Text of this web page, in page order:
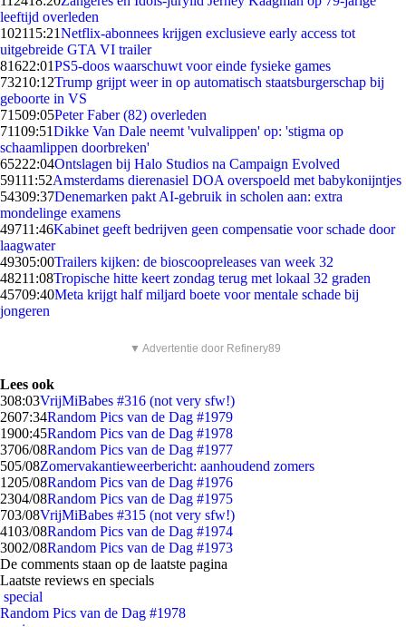
leeftijd overleden
102115:21Netflix-abonnees krijgen exclusieve early access tot
uitgebreide GTA VI trailer
81622:01PS5-doos waarschuwt voor einde fysieke games
73210:12Trump grijpt weer in op automatisch staatsburgerschap bij
geboorte in VS
71509:05Peter Faber (82) overleden
71109:51Dikke Van Dale neemt 'vulvalippen' op: 'stigma op
schaamlippen doorbreken'
65222:04Ontslagen bij Halo Studios na Campaign Evolved
59111:52Amsterdams dierenasiel DOA overspoeld met babykonijntjes
54309:37Denemarken pakt AI-gebruik in scholen aan: extra
mondelinge examens
49711:46Kabinet geeft bedrijven geen compensatie voor schade door
laagwater
49305:00Trailers kijken: de bioscoopreleases van week 32
48211:08Tropische hitte keert zondag terug met lokaal 32 graden
45709:40Meta krijgt half miljard boete voor mentale schade bij
jongeren
▼ Advertentie door Refinery89
Lees ook
308:03VrijMiBabes #316 (not very sfw!)
2607:34Random Pics van de Dag #1979
1900:45Random Pics van de Dag #1978
3706/08Random Pics van de Dag #1977
505/08Zomervakantieweerbericht: aanhoudend zomers
1205/08Random Pics van de Dag #1976
2304/08Random Pics van de Dag #1975
703/08VrijMiBabes #315 (not very sfw!)
4103/08Random Pics van de Dag #1974
3002/08Random Pics van de Dag #1973
De comments staan op de laatste pagina
Laatste reviews en specials
special
Random Pics van de Dag #1978